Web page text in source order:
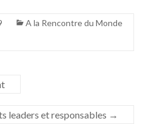
A la Rencontre du Monde
leaders et responsables →